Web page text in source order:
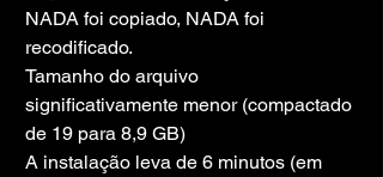
NADA foi copiado, NADA foi
recodificado.
Tamanho do arquivo
significativamente menor (compactado
de 19 para 8,9 GB)
A instalação leva de 6 minutos (em